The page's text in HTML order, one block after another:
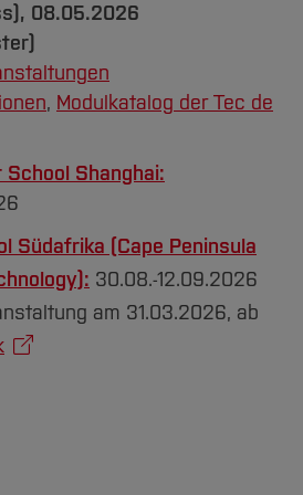
08.05.2026
, Modulkatalog der Tec de
School Shanghai:
Südafrika (Cape Peninsula
30.08.-12.09.2026
am 31.03.2026, ab